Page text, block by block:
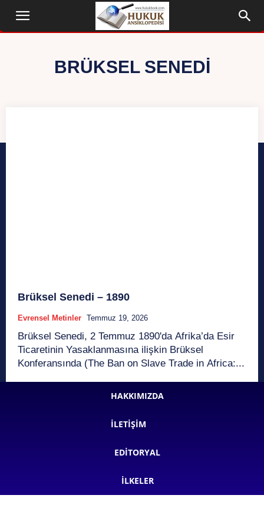
BRÜKSEL SENEDI
Brüksel Senedi – 1890
Evrensel Metinler Temmuz 19, 2026
Brüksel Senedi, 2 Temmuz 1890'da Afrika’da Esir
Ticaretinin Yasaklanmasına ilişkin Brüksel
Konferansında (The Ban on Slave Trade in Africa:...
HAKKIMIZDA
İLETIŞIM
EDITORYAL
İLKELER